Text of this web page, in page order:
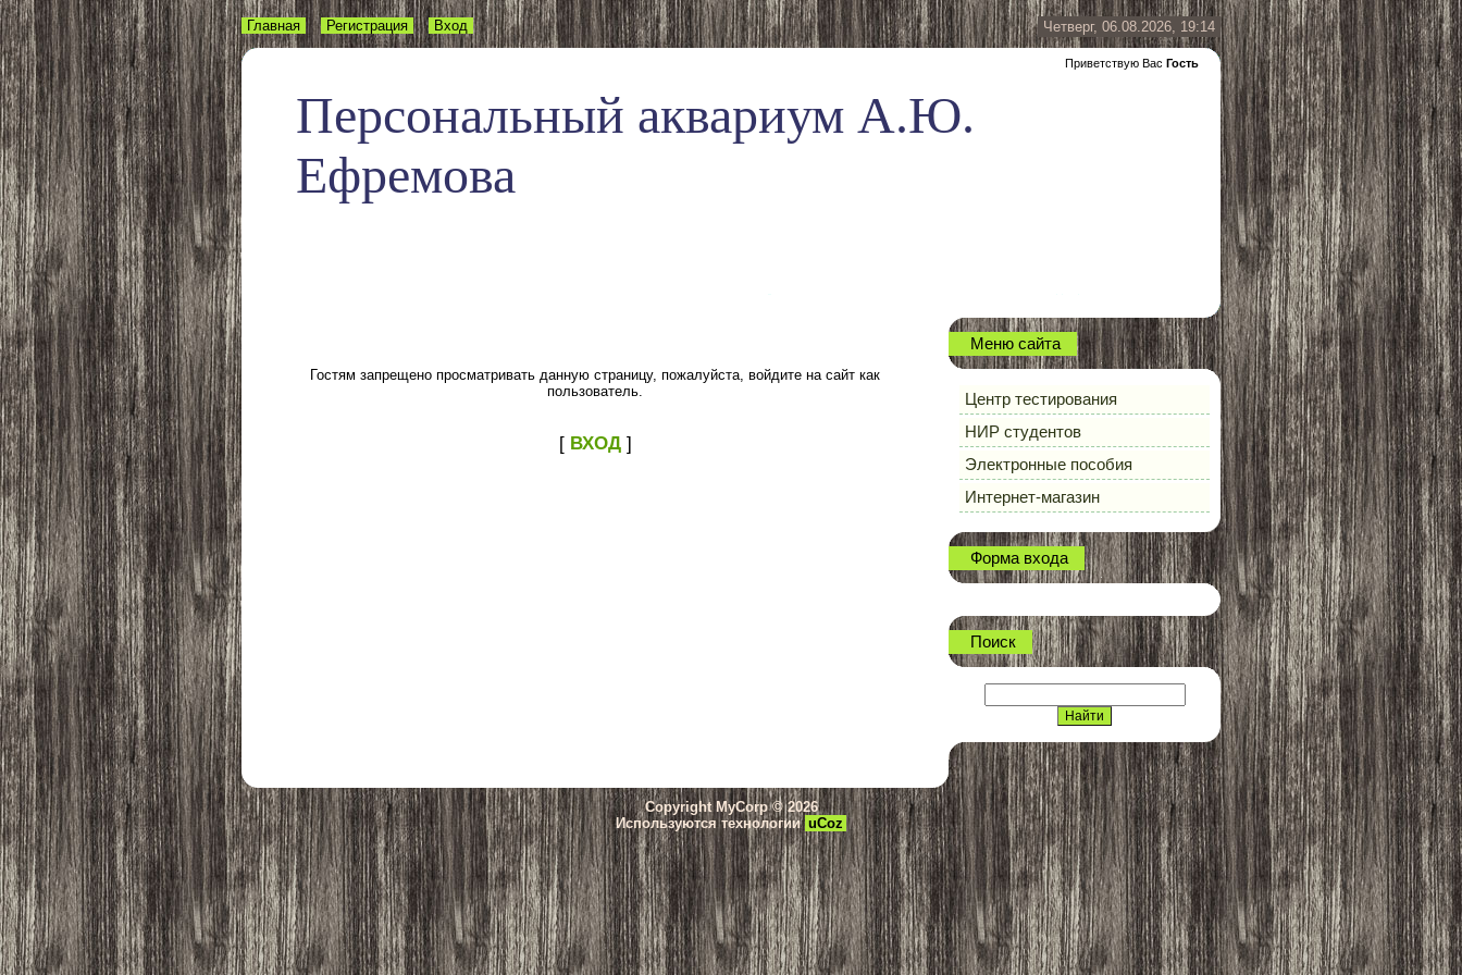
Четверг, 06.08.2026, 19:14
Приветствую Вас Гость
Персональный аквариум А.Ю.
Ефремова
Главная Регистрация Вход
Гостям запрещено просматривать данную страницу, пожалуйста, войдите на сайт как
пользователь.
[ ВХОД]
Меню сайта
Центр тестирования
НИР студентов
Электронные пособия
Интернет-магазин
Форма входа
Поиск
Copyright MyCorp © 2026
Используются технологии uCoz